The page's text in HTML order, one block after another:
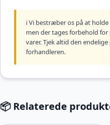
ℹ️ Vi bestræber os på at
men der tages forbehold
varer. Tjek altid den
forhandleren.
📦 Relaterede